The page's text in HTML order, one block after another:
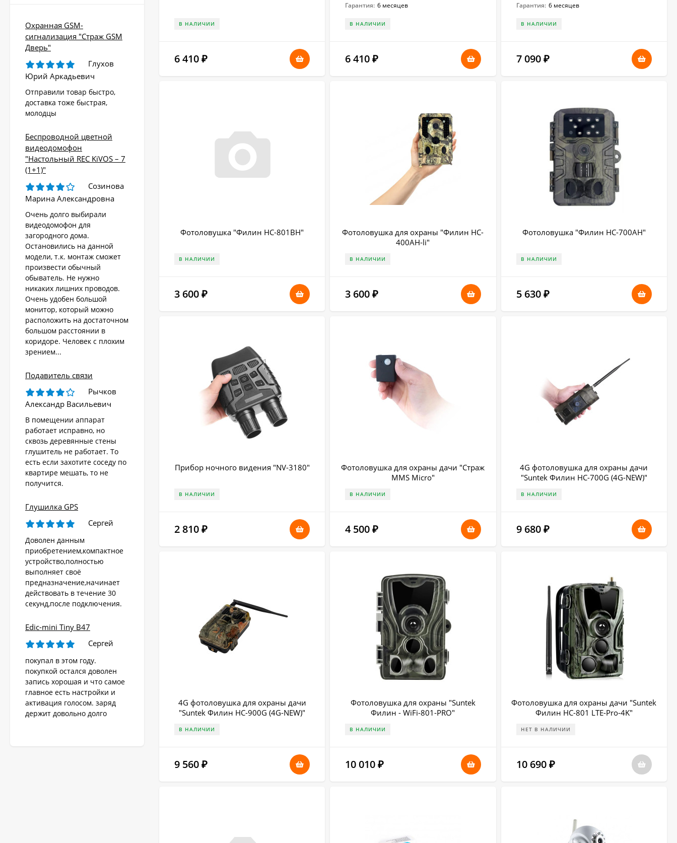
В НАЛИЧИИ
6 410 ₽
Гарантия: 6 месяцев
В НАЛИЧИИ
6 410₽
Гарантия: 6 месяцев
В НАЛИЧИИ
7 090 ₽
Фотоловушка "Филин HC-801BH"
В НАЛИЧИИ
3 600 ₽
Фотоловушка для охраны "Филин HC-
400AH-li"
В НАЛИЧИИ
3 600₽
Фотоловушка "Филин HC-700AH"
В НАЛИЧИИ
5 630 ₽
Прибор ночного видения "NV-3180"
В НАЛИЧИИ
2 810 ₽
Фотоловушка для охраны дачи "Страж
MMS Micro"
В НАЛИЧИИ
4 500₽
4G фотоловушка для охраны дачи
"Suntek Филин HC-700G (4G-NEW)"
В НАЛИЧИИ
9 680 ₽
4G фотоловушка для охраны дачи
"Suntek Филин HC-900G (4G-NEW)"
В НАЛИЧИИ
9 560 ₽
Фотоловушка для охраны "Suntek
Филин - WiFi-801-PRO"
В НАЛИЧИИ
10 010₽
Фотоловушка для охраны дачи "Suntek
Филин HC-801 LTE-Pro-4K"
НЕТ В НАЛИЧИИ
10 690 ₽
Охранная GSM-
сигнализация "Страж GSM
Дверь"
Глухов
Юрий Аркадьевич
Отправили товар быстро,
доставка тоже быстрая,
молодцы
Беспроводной цветной
видеодомофон
"Настольный REC KiVOS – 7
(1+1)"
Созинова
Марина Александровна
Очень долго выбирали
видеодомофон для
загородного дома.
Остановились на данной
модели, т.к. монтаж сможет
произвести обычный
обыватель. Не нужно
никаких лишних проводов.
Очень удобен большой
монитор, который можно
расположить на достаточном
большом расстоянии в
коридоре. Человек с плохим
зрением...
Подавитель связи
Рычков
Александр Васильевич
В помещении аппарат
работает исправно, но
сквозь деревянные стены
глушитель не работает. То
есть если захотите соседу по
квартире мешать, то не
получится.
Глушилка GPS
Сергей
Доволен данным
приобретением,компактное
устройство,полностью
выполняет своё
предназначение,начинает
действовать в течение 30
секунд,после подключения.
Edic-mini Tiny B47
Сергей
покупал в этом году.
покупкой остался доволен
запись хорошая и что самое
главное есть настройки и
активация голосом. заряд
держит довольно долго